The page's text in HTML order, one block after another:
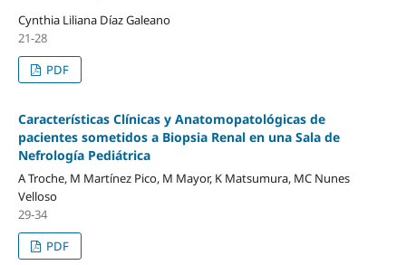
Cynthia Liliana Díaz Galeano
21-28
PDF
Características Clínicas y Anatomopatológicas de
pacientes sometidos a Biopsia Renal en una Sala de
Nefrología Pediátrica
A Troche, M Martínez Pico, M Mayor, K Matsumura, MC Nunes
Velloso
29-34
PDF